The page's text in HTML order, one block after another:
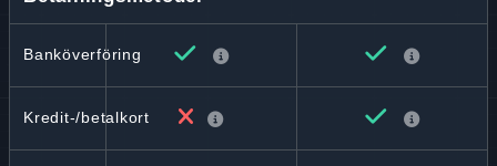
Banköverföring
Kredit-/betalkort